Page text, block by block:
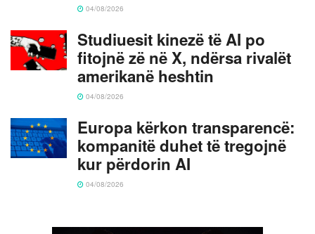
04/08/2026
Studiuesit kinezë të AI po
fitojnë zë në X, ndërsa rivalët
amerikanë heshtin
04/08/2026
Europa kërkon transparencë:
kompanitë duhet të tregojnë
kur përdorin AI
04/08/2026